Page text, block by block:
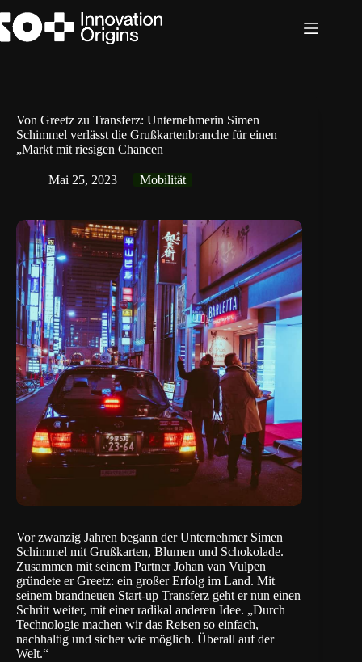
Inhalt
springen
Von Greetz zu Transferz: Unternehmerin Simen
Schimmel verlässt die Grußkartenbranche für einen
„Markt mit riesigen Chancen
Mai 25, 2023 Mobilität
Vor zwanzig Jahren begann der Unternehmer Simen
Schimmel mit Grußkarten, Blumen und Schokolade.
Zusammen mit seinem Partner Johan van Vulpen
gründete er Greetz: ein großer Erfolg im Land. Mit
seinem brandneuen Start-up Transferz geht er nun einen
Schritt weiter, mit einer radikal anderen Idee. „Durch
Technologie machen wir das Reisen so einfach,
nachhaltig und sicher wie möglich. Überall auf der
Welt.“